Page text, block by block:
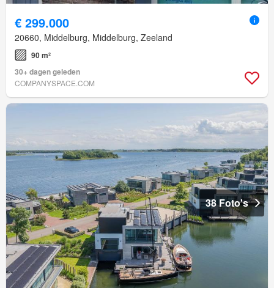
€ 299.000
20660, Middelburg, Middelburg, Zeeland
90 m²
30+ dagen geleden
COMPANYSPACE.COM
38 Foto's